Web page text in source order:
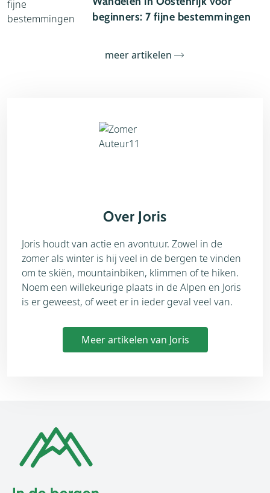
beginners: 7 fijne bestemmingen
meer artikelen
Over Joris
Joris houdt van actie en avontuur. Zowel in de
zomer als winter is hij veel in de bergen te vinden
om te skiën, mountainbiken, klimmen of te hiken.
Noem een willekeurige plaats in de Alpen en Joris
is er geweest, of weet er in ieder geval veel van.
Meer artikelen van Joris